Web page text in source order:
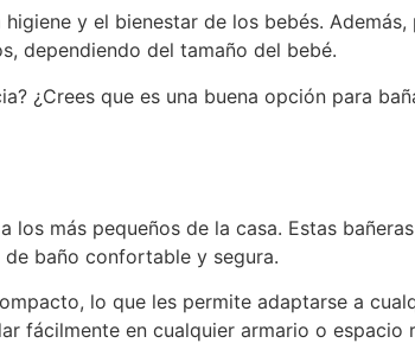
y el bienestar de los bebés. Además,
dependiendo del tamaño del bebé.
¿Crees que es una buena opción para
más pequeños de la casa. Estas
baño confortable y segura.
lo que les permite adaptarse a
fácilmente en cualquier armario o espacio